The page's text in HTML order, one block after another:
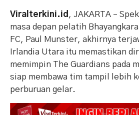
Viralterkini.id , JAKARTA –
masa depan pelatih
FC, Paul Munster, akhirnya
Irlandia Utara itu memastikan
memimpin The Guardians pada
siap membawa tim tampil lebih
perburuan gelar.